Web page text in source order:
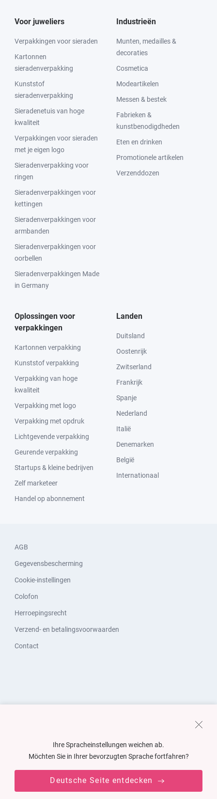
Voor juweliers
Verpakkingen voor sieraden
Kartonnen
sieradenverpakking
Kunststof
sieradenverpakking
Sieradenetuis van hoge
kwaliteit
Verpakkingen voor sieraden
met je eigen logo
Sieradenverpakking voor
ringen
Sieradenverpakkingen voor
kettingen
Sieradenverpakkingen voor
armbanden
Sieradenverpakkingen voor
oorbellen
Sieradenverpakkingen Made
in Germany
Industrieën
Munten, medailles &
decoraties
Cosmetica
Modeartikelen
Messen & bestek
Fabrieken &
kunstbenodigdheden
Eten en drinken
Promotionele artikelen
Verzenddozen
Oplossingen voor
verpakkingen
Kartonnen verpakking
Kunststof verpakking
Verpakking van hoge
kwaliteit
Verpakking met logo
Verpakking met opdruk
Lichtgevende verpakking
Geurende verpakking
Startups & kleine bedrijven
Zelf marketeer
Handel op abonnement
Landen
Duitsland
Oostenrijk
Zwitserland
Frankrijk
Spanje
Nederland
Italië
Denemarken
België
Internationaal
AGB
Gegevensbescherming
Cookie-instellingen
Colofon
Herroepingsrecht
Verzend- en betalingsvoorwaarden
Contact
Ihre Spracheinstellungen weichen ab.
Möchten Sie in Ihrer bevorzugten Sprache fortfahren?
Deutsche Seite entdecken